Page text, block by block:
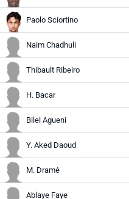
Paolo Sciortino
Naim Chadhuli
Thibault Ribeiro
H. Bacar
Bilel Agueni
Y. Aked Daoud
M. Dramé
Ablaye Faye